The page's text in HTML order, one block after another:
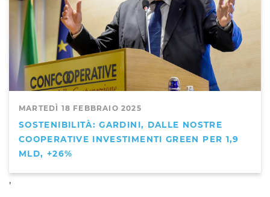
MARTEDÌ 18 FEBBRAIO 2025
SOSTENIBILITÀ: GARDINI, DALLE NOSTRE
COOPERATIVE INVESTIMENTI GREEN PER 1,9
MLD, +26%
,